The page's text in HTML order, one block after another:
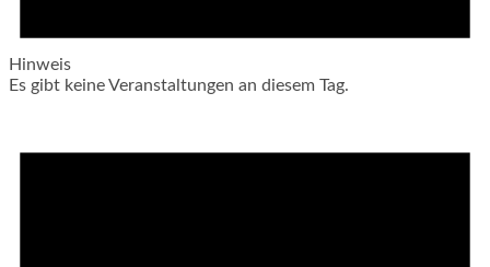
Hinweis
Es gibt keine Veranstaltungen an diesem Tag.